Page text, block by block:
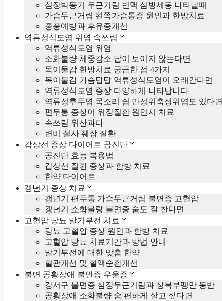
심장박동기 두근거림 빈맥 심방세동 나타날때
가슴두근거림 왼쪽가슴통증 원인과 한방치료
중풍예방과 후유증개선
역류성식도염 위염 속쓰림
역류성식도염 위염
소화불량 체중감소 답이 보이지 않는다면
목이물감 한방치료 궁금한 점 4가지
목이물감 가슴답답 역류성식도염이 오래간다면
역류성식도염 증상 다양하게 나타납니다
역류성후두염 목소리 쉼 만성위축성위염도 있다면
편두통 증상이 위장질환 원인시 치료
속쓰림 위산과다
변비 설사 췌장 질환
갑상선 증상 다이어트 공진단
공진단 효능 복용법
갑상선 질환 증상과 한방 치료
한약 다이어트
갱년기 증상 치료
갱년기 편두통 가슴두근거림 불면증 고혈압
갱년기 소화불량 불면증 숨도 잘 찬다면
고혈압 당뇨 발기부전 치료
당뇨 고혈압 증상 원인과 한방 치료
고혈압 당뇨 치료기간과 방법 안내
발기부전에 대한 맞춤 한약
혈관개선 및 혈액순환개선
불면 공황장애 불안증 우울증
강서구 불면증 심장두근거림과 상복부팽만 동반
공황장애 소화불량 숨 편하게 살고 싶다면